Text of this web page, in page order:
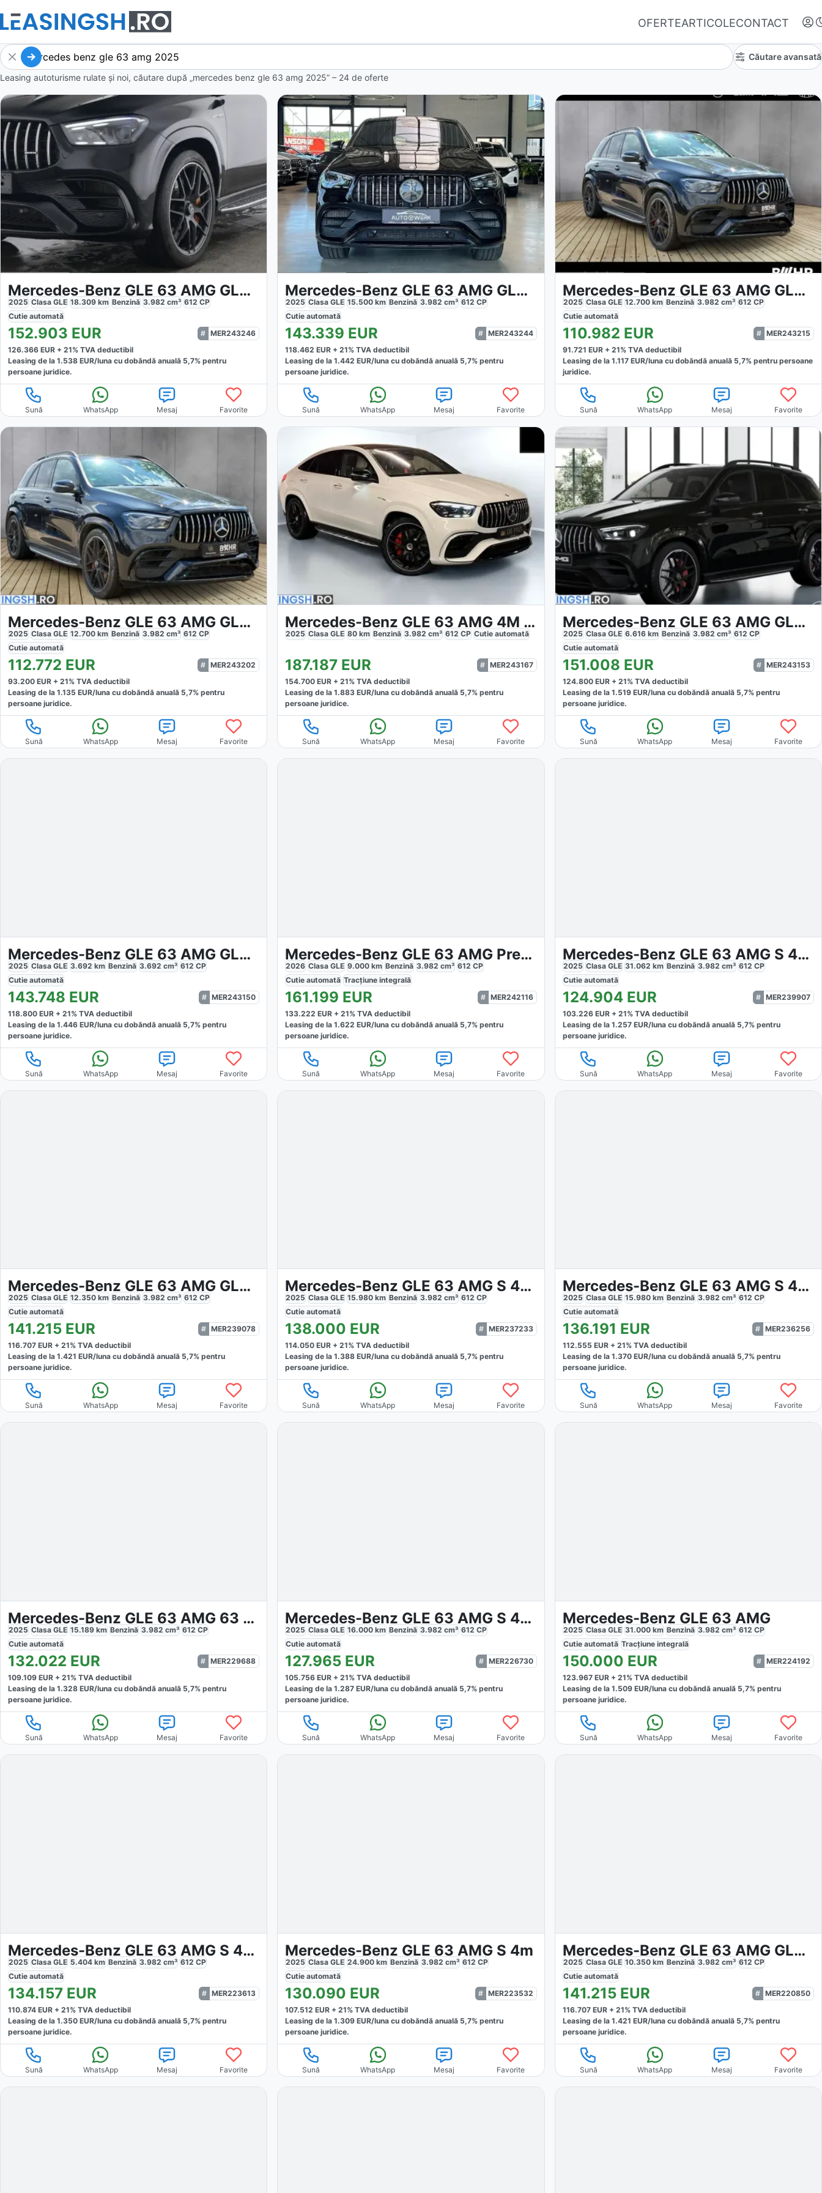
OFERTEARTICOLECONTACT
Autentifică-te
Nu ai oferte favorite
Căutare avansată
Leasing autoturisme rulate și noi, căutare după „mercedes benz gle 63 amg 2025” – 24 de oferte
Mercedes-Benz GLE 63 AMG GLE 63 S 4M AMG
2025 Clasa GLE 18.309 km Benzină 3.982 cm³ 612 CP
Cutie automată
152.903 EUR
MER243246
126.366 EUR + 21% TVA deductibil
Leasing de la 1.538 EUR/luna cu dobăndă anuală 5,7% pentru
persoane juridice.
Sună WhatsApp Mesaj Favorite
Mercedes-Benz GLE 63 AMG GLE 63 S AMG
2025 Clasa GLE 15.500 km Benzină 3.982 cm³ 612 CP
Cutieautomată
143.339 EUR
MER243244
118.462 EUR +21% TVA deductibil
Leasing de la1.442 EUR/luna cu dobăndă anuală 5,7% pentru
persoane juridice.
Sună WhatsApp Mesaj Favorite
Mercedes-Benz GLE 63 AMG GLE 63 S
2025 Clasa GLE 12.700km Benzină 3.982 cm³ 612 CP
Cutie automată
110.982 EUR
MER243215
91.721 EUR + 21% TVA deductibil
Leasing de la 1.117EUR/lunacu dobăndă anuală 5,7% pentru persoane
juridice.
Sună WhatsApp Mesaj Favorite
Mercedes-Benz GLE 63 AMG GLE 63 S 4M
2025 Clasa GLE 12.700 km Benzină 3.982 cm³ 612 CP
Cutie automată
112.772 EUR
MER243202
93.200 EUR + 21% TVA deductibil
Leasing de la 1.135 EUR/luna cu dobăndă anuală 5,7% pentru
persoane juridice.
Sună WhatsApp Mesaj Favorite
Mercedes-Benz GLE 63 AMG 4M Coupe
2025 Clasa GLE 80 km Benzină 3.982 cm³ 612 CP Cutieautomată
187.187 EUR
MER243167
154.700 EUR +21% TVA deductibil
Leasing de la1.883 EUR/luna cu dobăndă anuală 5,7% pentru
persoane juridice.
Sună WhatsApp Mesaj Favorite
Mercedes-Benz GLE 63 AMG GLE 63 S 4M
2025 Clasa GLE 6.616km Benzină 3.982 cm³ 612 CP
Cutie automată
151.008 EUR
MER243153
124.800EUR + 21% TVA deductibil
Leasing de la 1.519EUR/lunacu dobăndă anuală 5,7% pentru
persoane juridice.
Sună WhatsApp Mesaj Favorite
Mercedes-Benz GLE 63 AMG GLE 63 S AMG 4MATIC Night Paket
2025 Clasa GLE 3.692 km Benzină 3.692 cm³ 612 CP
Cutie automată
143.748 EUR
MER243150
118.800 EUR + 21% TVA deductibil
Leasing de la 1.446 EUR/luna cu dobăndă anuală 5,7% pentru
persoane juridice.
Sună WhatsApp Mesaj Favorite
Mercedes-Benz GLE 63 AMG Premium Plus
2026 Clasa GLE 9.000 km Benzină 3.982 cm³ 612 CP
Cutieautomată Tracțiuneintegrală
161.199 EUR
MER242116
133.222 EUR +21% TVA deductibil
Leasing de la1.622 EUR/luna cu dobăndă anuală 5,7% pentru
persoane juridice.
Sună WhatsApp Mesaj Favorite
Mercedes-Benz GLE 63 AMG S 4M Cp Premium Pano
2025 Clasa GLE 31.062 km Benzină 3.982 cm³ 612 CP
Cutie automată
124.904EUR
MER239907
103.226EUR + 21% TVA deductibil
Leasing de la 1.257EUR/lunacu dobăndă anuală 5,7% pentru
persoane juridice.
Sună WhatsApp Mesaj Favorite
Mercedes-Benz GLE 63 AMG GLE 63 S AMG
2025 Clasa GLE 12.350 km Benzină 3.982 cm³ 612 CP
Cutie automată
141.215 EUR
MER239078
116.707 EUR + 21% TVA deductibil
Leasing de la 1.421 EUR/luna cu dobăndă anuală 5,7% pentru
persoane juridice.
Sună WhatsApp Mesaj Favorite
Mercedes-Benz GLE 63 AMG S 4Matic Premium
2025 Clasa GLE 15.980 km Benzină 3.982 cm³ 612 CP
Cutieautomată
138.000 EUR
MER237233
114.050 EUR +21% TVA deductibil
Leasing de la1.388 EUR/luna cu dobăndă anuală 5,7% pentru
persoane juridice.
Sună WhatsApp Mesaj Favorite
Mercedes-Benz GLE 63 AMG S 4M Premium
2025 Clasa GLE 15.980km Benzină 3.982 cm³ 612 CP
Cutie automată
136.191 EUR
MER236256
112.555 EUR + 21% TVA deductibil
Leasing de la 1.370EUR/lunacu dobăndă anuală 5,7% pentru
persoane juridice.
Sună WhatsApp Mesaj Favorite
Mercedes-Benz GLE 63 AMG 63 S 4M
2025 Clasa GLE 15.189 km Benzină 3.982 cm³ 612 CP
Cutie automată
132.022 EUR
MER229688
109.109 EUR + 21% TVA deductibil
Leasing de la 1.328 EUR/luna cu dobăndă anuală 5,7% pentru
persoane juridice.
Sună WhatsApp Mesaj Favorite
Mercedes-Benz GLE 63 AMG S 4M Premium
2025 Clasa GLE 16.000 km Benzină 3.982 cm³ 612 CP
Cutieautomată
127.965 EUR
MER226730
105.756 EUR +21% TVA deductibil
Leasing de la1.287 EUR/luna cu dobăndă anuală 5,7% pentru
persoane juridice.
Sună WhatsApp Mesaj Favorite
Mercedes-Benz GLE 63 AMG
2025 Clasa GLE 31.000km Benzină 3.982 cm³ 612 CP
Cutie automată Tracțiune integrală
150.000 EUR
MER224192
123.967EUR + 21% TVA deductibil
Leasing de la 1.509EUR/lunacu dobăndă anuală 5,7% pentru
persoane juridice.
Sună WhatsApp Mesaj Favorite
Mercedes-Benz GLE 63 AMG S 4M Coupé AMG
2025 Clasa GLE 5.404 km Benzină 3.982 cm³ 612 CP
Cutie automată
134.157 EUR
MER223613
110.874 EUR + 21% TVA deductibil
Leasing de la 1.350 EUR/luna cu dobăndă anuală 5,7% pentru
persoane juridice.
Sună WhatsApp Mesaj Favorite
Mercedes-Benz GLE 63 AMG S 4m
2025 Clasa GLE 24.900 km Benzină 3.982 cm³ 612 CP
Cutieautomată
130.090 EUR
MER223532
107.512 EUR +21% TVA deductibil
Leasing de la1.309 EUR/luna cu dobăndă anuală 5,7% pentru
persoane juridice.
Sună WhatsApp Mesaj Favorite
Mercedes-Benz GLE 63 AMG GLE 63 S AMG
2025 Clasa GLE 10.350km Benzină 3.982 cm³ 612 CP
Cutie automată
141.215EUR
MER220850
116.707EUR + 21% TVA deductibil
Leasing de la 1.421 EUR/lunacu dobăndă anuală 5,7% pentru
persoane juridice.
Sună WhatsApp Mesaj Favorite